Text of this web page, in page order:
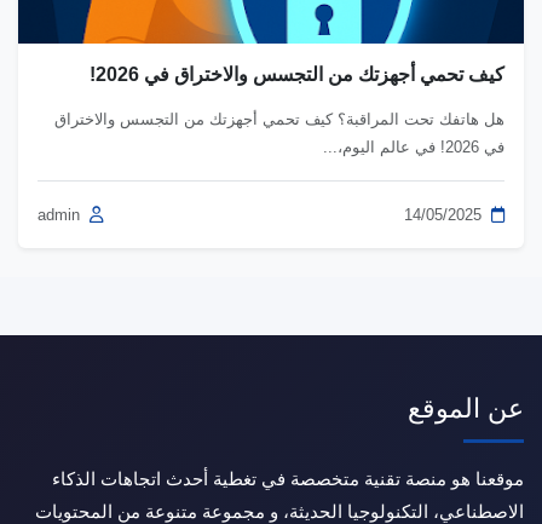
كيف تحمي أجهزتك من التجسس والاختراق في 2026!
هل هاتفك تحت المراقبة؟ كيف تحمي أجهزتك من التجسس والاختراق
في 2026! في عالم اليوم،...
عن الموقع
موقعنا هو منصة تقنية متخصصة في تغطية أحدث اتجاهات الذكاء
الاصطناعي، التكنولوجيا الحديثة، و مجموعة متنوعة من المحتويات